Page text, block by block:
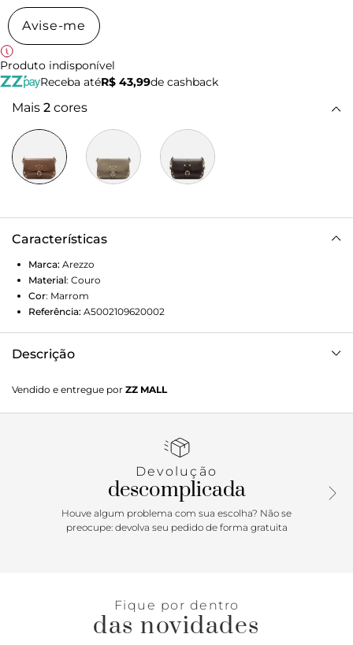
Avise-me
Produto indisponível
Receba atéR$ 43,99de cashback
Mais 2 cores
Características
Marca: Arezzo
Material: Couro
Cor: Marrom
Referência: A5002109620002
Descrição
desgastado. O acessório tem formato estruturado com
laterais arredondadas. Traz alça lateral regulável em couro e
fecho em tampo frontal com imã interno e detalhe em tira
Vendido e entregue por ZZ MALL
Devolução
descomplicada
Houve algum problema com sua escolha? Não se
preocupe: devolva seu pedido de forma gratuita
Fique por dentro
das novidades